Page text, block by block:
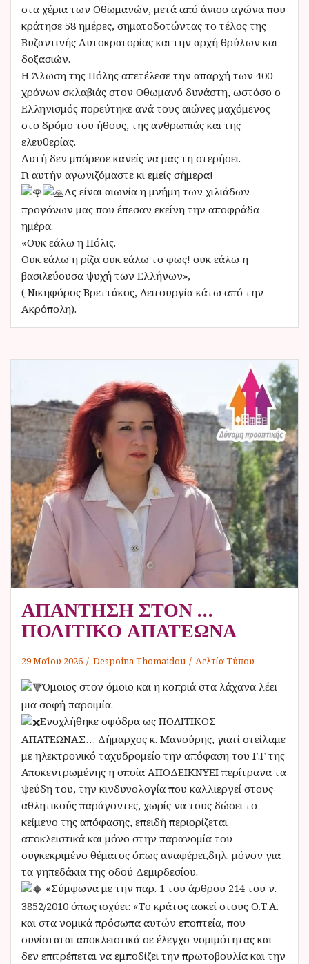
στα χέρια των Οθωμανών, μετά από άνισο αγώνα που
κράτησε 58 ημέρες, σηματοδοτώντας το τέλος της
Βυζαντινής Αυτοκρατορίας και την αρχή θρύλων και
δοξασιών.
Η Άλωση της Πόλης απετέλεσε την απαρχή των 400
χρόνων σκλαβιάς στον Οθωμανό δυνάστη, ωστόσο ο
Ελληνισμός πορεύτηκε ανά τους αιώνες μαχόμενος
στο δρόμο του ήθους, της ανθρωπιάς και της
ελευθερίας.
Αυτή δεν μπόρεσε κανείς να μας τη στερήσει.
Γι αυτήν αγωνιζόμαστε κι εμείς σήμερα!
Ας είναι αιωνία η μνήμη των χιλιάδων
προγόνων μας που έπεσαν εκείνη την αποφράδα
ημέρα.
«Ουκ εάλω η Πόλις.
Ουκ εάλω η ρίζα ουκ εάλω το φως! ουκ εάλω η
βασιλεύουσα ψυχή των Ελλήνων»,
( Νικηφόρος Βρεττάκος, Λειτουργία κάτω από την
Ακρόπολη).
ΑΠΑΝΤΗΣΗ ΣΤΟΝ …
ΠΟΛΙΤΙΚΟ ΑΠΑΤΕΩΝΑ
29 Μαΐου 2026 Despoina Thomaidou Δελτία Τύπου
Όμοιος στον όμοιο και η κοπριά στα λάχανα λέει
μια σοφή παροιμία.
Ενοχλήθηκε σφόδρα ως ΠΟΛΙΤΙΚΟΣ
ΑΠΑΤΕΩΝΑΣ… Δήμαρχος κ. Μανούρης, γιατί στείλαμε
με ηλεκτρονικό ταχυδρομείο την απόφαση του Γ.Γ της
Αποκεντρωμένης η οποία ΑΠΟΔΕΙΚΝΥΕΙ περίτρανα τα
ψεύδη του, την κινδυνολογία που καλλιεργεί στους
αθλητικούς παράγοντες, χωρίς να τους δώσει το
κείμενο της απόφασης, επειδή περιορίζεται
αποκλειστικά και μόνο στην παρανομία του
συγκεκριμένο θέματος όπως αναφέρει,δηλ. μόνον για
τα γηπεδάκια της οδού Δεμιρδεσίου.
«Σύμφωνα με την παρ. 1 του άρθρου 214 του ν.
3852/2010 όπως ισχύει: «Το κράτος ασκεί στους Ο.Τ.Α.
και στα νομικά πρόσωπα αυτών εποπτεία, που
συνίσταται αποκλειστικά σε έλεγχο νομιμότητας και
δεν επιτρέπεται να εμποδίζει την πρωτοβουλία και την